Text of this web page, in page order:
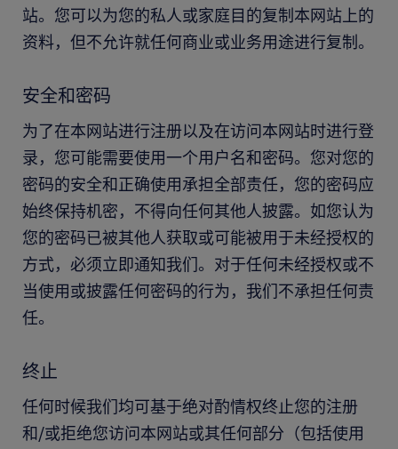
站。您可以为您的私人或家庭目的复制本网站上的
资料，但不允许就任何商业或业务用途进行复制。
安全和密码
为了在本网站进行注册以及在访问本网站时进行登
录，您可能需要使用一个用户名和密码。您对您的
密码的安全和正确使用承担全部责任，您的密码应
始终保持机密，不得向任何其他人披露。如您认为
您的密码已被其他人获取或可能被用于未经授权的
方式，必须立即通知我们。对于任何未经授权或不
当使用或披露任何密码的行为，我们不承担任何责
任。
终止
任何时候我们均可基于绝对酌情权终止您的注册
和/或拒绝您访问本网站或其任何部分（包括使用